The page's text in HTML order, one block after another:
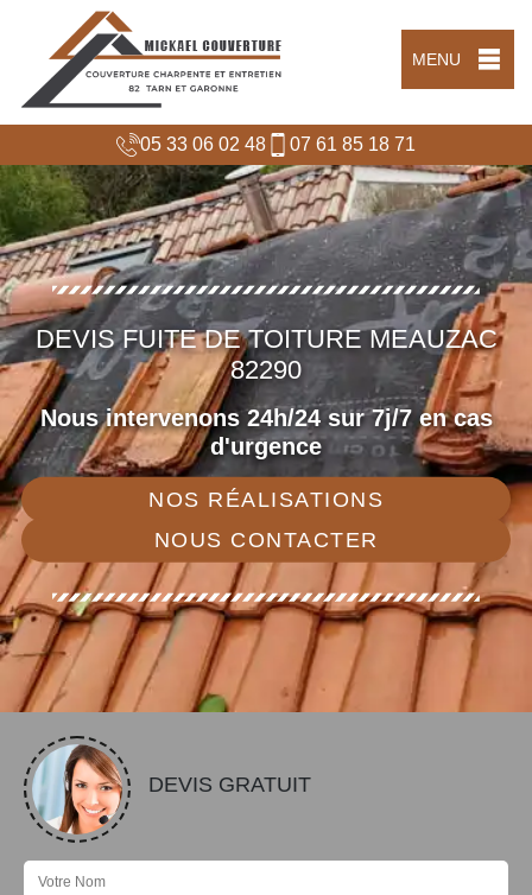
MENU
05 33 06 02 48 07 61 85 18 71
DEVIS FUITE DE TOITURE MEAUZAC
82290
Nous intervenons 24h/24 sur 7j/7 en cas
d'urgence
NOS RÉALISATIONS
NOUS CONTACTER
DEVIS GRATUIT